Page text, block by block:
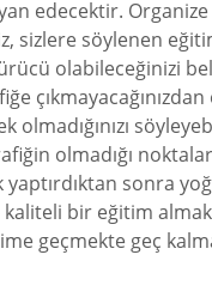
edecektir.
sizlere söylenen
olabileceğinizi
olmadığınızı
olmadığı
yaptırdıktan sonra
kaliteli bir eğitim
geçmekte geç